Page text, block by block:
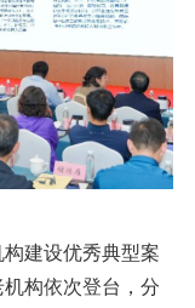
建设优秀典型案
构依次登台，分